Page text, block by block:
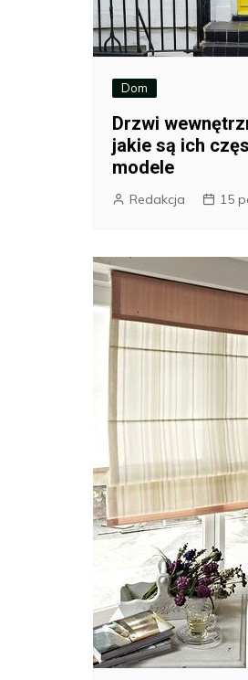
Dom
Drzwi
jakie są ich
modele
Redakcja 15